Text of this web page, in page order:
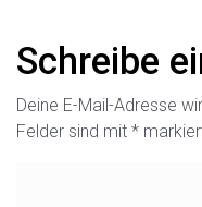
Schreibe
Deine E-Mail-Adresse
Felder sind mit *